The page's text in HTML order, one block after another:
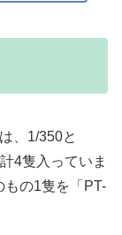
、1/350と
4隻入っていま
もの1隻を「PT-